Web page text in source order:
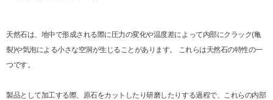
天然石は、地中で形成される際に圧力の変化や温度差によって内部にクラック(亀
裂)や気泡による小さな空洞が生じることがあります。 これらは天然石の特性の一
つです。
製品として加工する際、原石をカットしたり研磨したりする過程で、これらの内部